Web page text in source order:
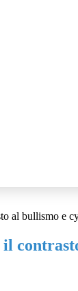
al bullismo e